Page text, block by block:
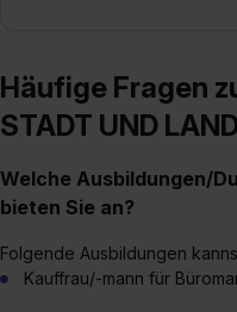
Häufige Fragen
STADT UND
Welche Ausbildungen/
bieten Sie an?
Folgende Ausbildungen
Kauffrau/-mann für